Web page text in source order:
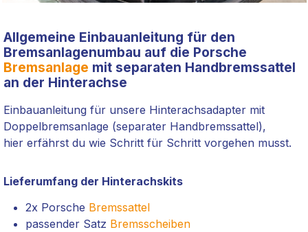
Allgemeine Einbauanleitung für den
Bremsanlagenumbau auf die Porsche
Bremsanlage mit separaten Handbremssattel
an der Hinterachse
Einbauanleitung für unsere Hinterachsadapter mit
Doppelbremsanlage (separater Handbremssattel),
hier erfährst du wie Schritt für Schritt vorgehen musst.
Lieferumfang der Hinterachskits
2x Porsche Bremssattel
passender Satz Bremsscheiben